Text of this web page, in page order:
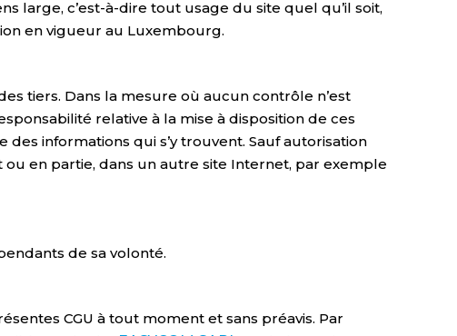
large, c’est-à-dire tout usage du site quel qu’il soit,
en vigueur au Luxembourg.
tiers. Dans la mesure où aucun contrôle n’est
relative à la mise à disposition de ces
informations qui s’y trouvent. Sauf autorisation
en partie, dans un autre site Internet, par exemple
de sa volonté.
CGU à tout moment et sans préavis. Par